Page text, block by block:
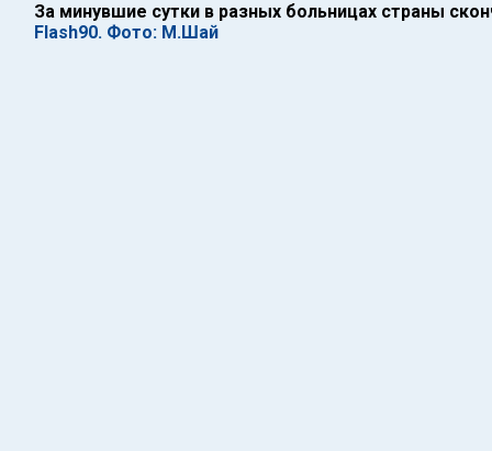
За минувшие сутки в разных больницах страны
Flash90. Фото: М.Шай